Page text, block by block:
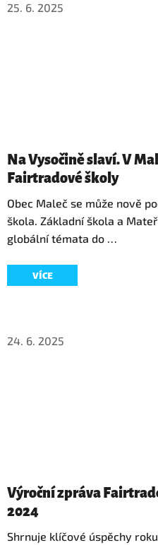
25. 6. 2025
Na Vysočině slaví. V
Fairtradové školy
Obec Maleč se může nově
škola. Základní škola a
globální témata do …
VÍCE
24. 6. 2025
Výroční zpráva
2024
Shrnuje klíčové úspěchy